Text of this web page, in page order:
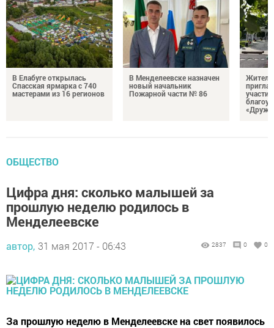
В Елабуге открылась
Спасская ярмарка с 740
мастерами из 16 регионов
В Менделеевске назначен
новый начальник
Пожарной части № 86
ОБЩЕСТВО
Цифра дня: сколько малышей за
прошлую неделю родилось в
Менделеевске
автор, 31 мая 2017 - 06:43 2837 0 0
За прошлую неделю в Менделеевске на свет появилось